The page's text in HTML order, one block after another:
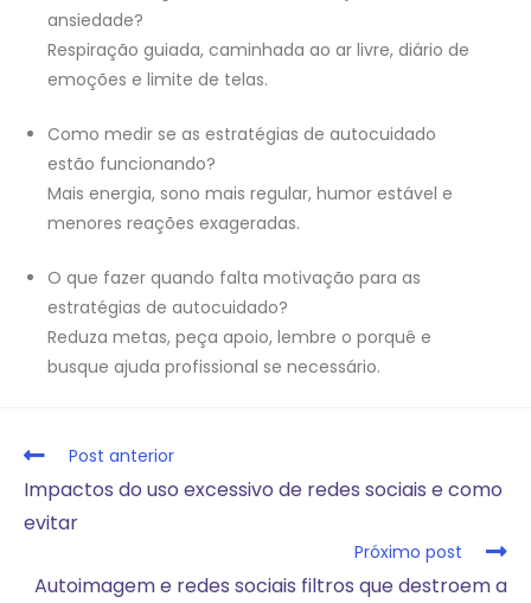
ansiedade?
Respiração guiada, caminhada ao ar livre, diário de
emoções e limite de telas.
Como medir se as estratégias de autocuidado
estão funcionando?
Mais energia, sono mais regular, humor estável e
menores reações exageradas.
O que fazer quando falta motivação para as
estratégias de autocuidado?
Reduza metas, peça apoio, lembre o porquê e
busque ajuda profissional se necessário.
Post anterior
Impactos do uso excessivo de redes sociais e como
evitar
Próximo post
Autoimagem e redes sociais filtros que destroem a